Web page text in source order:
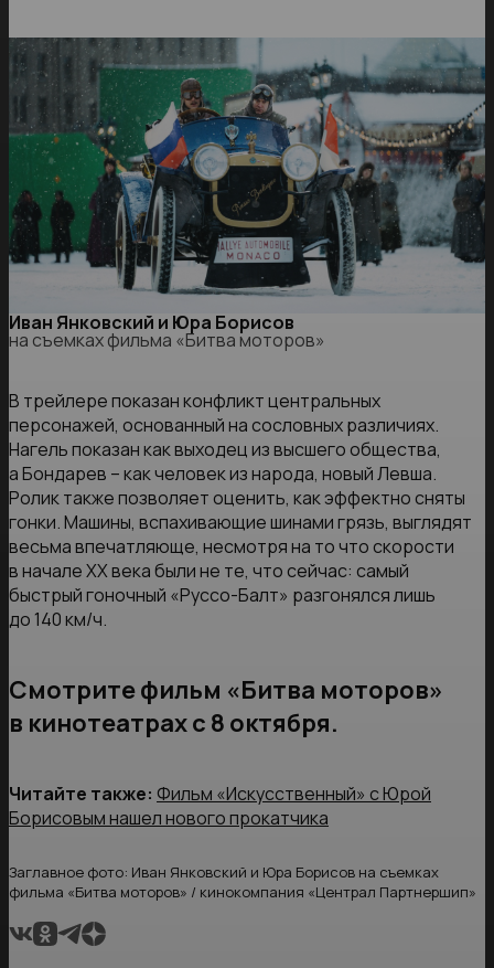
Иван Янковский и Юра Борисов
на съемках фильма «Битва моторов»
В трейлере показан конфликт центральных
персонажей, основанный на сословных различиях.
Нагель показан как выходец из высшего общества,
а Бондарев – как человек из народа, новый Левша.
Ролик также позволяет оценить, как эффектно сняты
гонки. Машины, вспахивающие шинами грязь, выглядят
весьма впечатляюще, несмотря на то что скорости
в начале XX века были не те, что сейчас: самый
быстрый гоночный «Руссо-Балт» разгонялся лишь
до 140 км/ч.
Смотрите фильм «Битва моторов»
в кинотеатрах с 8 октября.
Читайте также: Фильм «Искусственный» с Юрой
Борисовым нашел нового прокатчика
Заглавное фото: Иван Янковский и Юра Борисов на съемках
фильма «Битва моторов» / кинокомпания «Централ Партнершип»